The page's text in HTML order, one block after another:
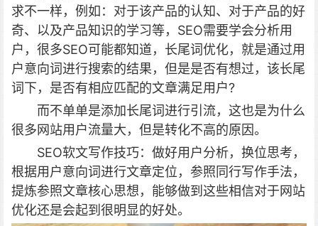
求不一样，例如：对于该产品的认知、对于产品的好
奇、以及产品知识的学习等，SEO需要学会分析用
户，很多SEO可能都知道，长尾词优化，就是通过用
户意向词进行搜索的结果，但是是否有想过，该长尾
词下，是否有相应匹配的文章满足用户?
而不单单是添加长尾词进行引流，这也是为什么
很多网站用户流量大，但是转化不高的原因。
SEO软文写作技巧：做好用户分析，换位思考，
根据用户意向词进行文章定位，参照同行写作手法，
提炼参照文章核心思想，能够做到这些相信对于网站
优化还是会起到很明显的好处。